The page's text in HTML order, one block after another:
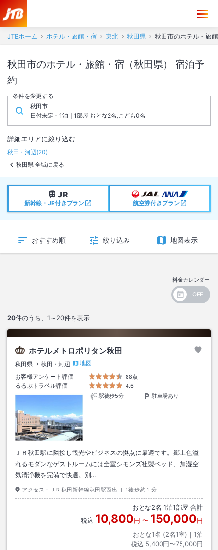
JTBホーム ホテル・旅館・宿 東北 秋田県 秋田市のホテル・旅
秋田市のホテル・旅館・宿（秋田県） 宿泊予
約
条件を変更する
秋田市
日付未定 - 1泊｜1部屋 おとな2名,こども0名
詳細エリアに絞り込む
秋田・河辺(20)
秋田県 全域に戻る
新幹線・JR付きプラン 航空券付きプラン
おすすめ順 絞り込み 地図表示
料金カレンダー
20件のうち、 1～20件を表示
ホテルメトロポリタン秋田
秋田県 秋田・河辺
地図
お客様アンケート評価
88点
るるぶトラベル評価
4.6
駅徒歩5分
駐車場あり
ＪＲ秋田駅に隣接し観光やビジネスの拠点に最適です。郷土色溢
れるモダンなゲストルームには全室シモンズ社製ベッド、加湿空
気清浄機を完備で快適。別…
アクセス： ＪＲ秋田新幹線秋田駅西出口→徒歩約１分
おとな2名 1泊1部屋 合計
税込 10,800円 〜 150,000円
おとな1名 (2名1室)｜ 1泊
税込 5,400円〜75,000円